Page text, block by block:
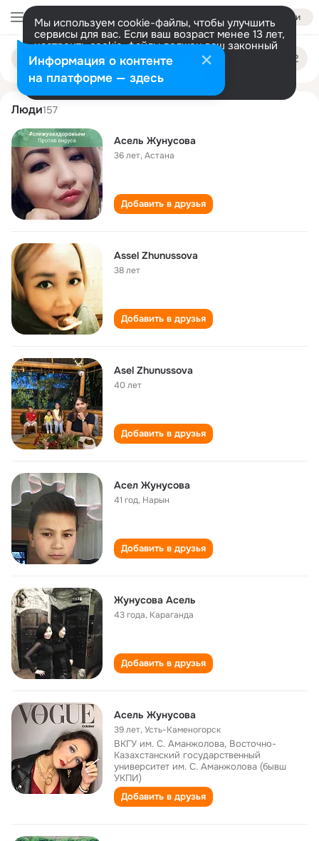
Войти
Мы используем cookie-файлы, чтобы улучшить
сервисы для вас. Если ваш возраст менее 13 лет,
настроить cookie-файлы должен ваш законный
представитель. Больше информации
Разрешить все Настроить
Поиск
людям
asel zhunusova
Люди157
Асель Жунусова
36 лет,Астана
Добавить в друзья
Assel Zhunussova
38 лет
Добавить в друзья
Asel Zhunussova
40 лет
Добавить в друзья
Асел Жунусова
41 год, Нарын
Добавить в друзья
Жунусова Асель
43 года, Караганда
Добавить в друзья
Асель Жунусова
39 лет,Усть-Каменогорск
ВКГУ им. С. Аманжолова, Восточно-
Казахстанский государственный
университет им. С. Аманжолова (бывш
УКПИ)
Добавить в друзья
Информация о контенте
на платформе — здесь